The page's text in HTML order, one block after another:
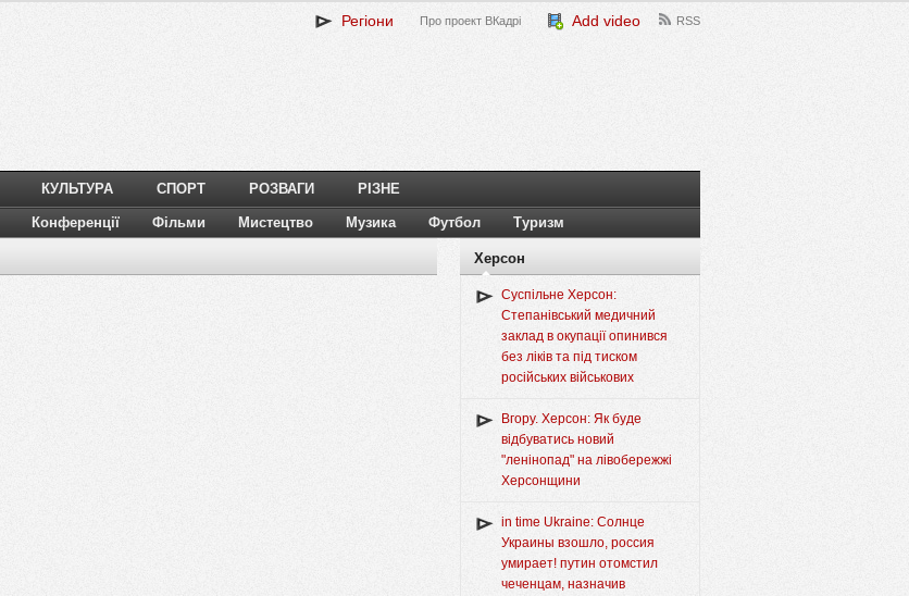
Регіони Про проект ВКадрі Add video RSS
КУЛЬТУРА СПОРТ РОЗВАГИ РІЗНЕ
Конференції Фільми Мистецтво Музика Футбол Туризм
Херсон
Суспільне Херсон:
Степанівський медичний
заклад в окупації опинився
без ліків та під тиском
російських військових
Вгору. Херсон: Як буде
відбуватись новий
"ленінопад" на лівобережжі
Херсонщини
in time Ukraine: Солнце
Украины взошло, россия
умирает! путин отомстил
чеченцам, назначив